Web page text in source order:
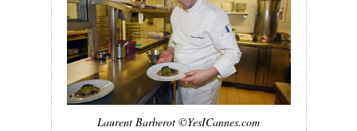
Laurent Barberot ©YesICannes.com